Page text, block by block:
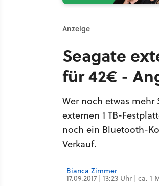
Anzeige
Seagate
für 42€ -
Wer noch etwas
externen 1 TB-
noch ein Bluetooth-
Verkauf.
Bianca Zimmer
17.09.2017 | 13:23 Uhr | ca.